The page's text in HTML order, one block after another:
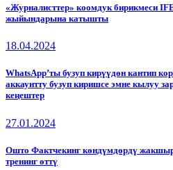
«Журналисттер» коомдук бирикмеси
жыйындарына катышты
18.04.2024
WhatsApp’ты бузуп кирүүдөн кантип
аккаунтту бузуп киришсе эмне кылуу
кеңештер
27.01.2024
Ошто Фактчекинг көндүмдөрдү
тренинг өттү